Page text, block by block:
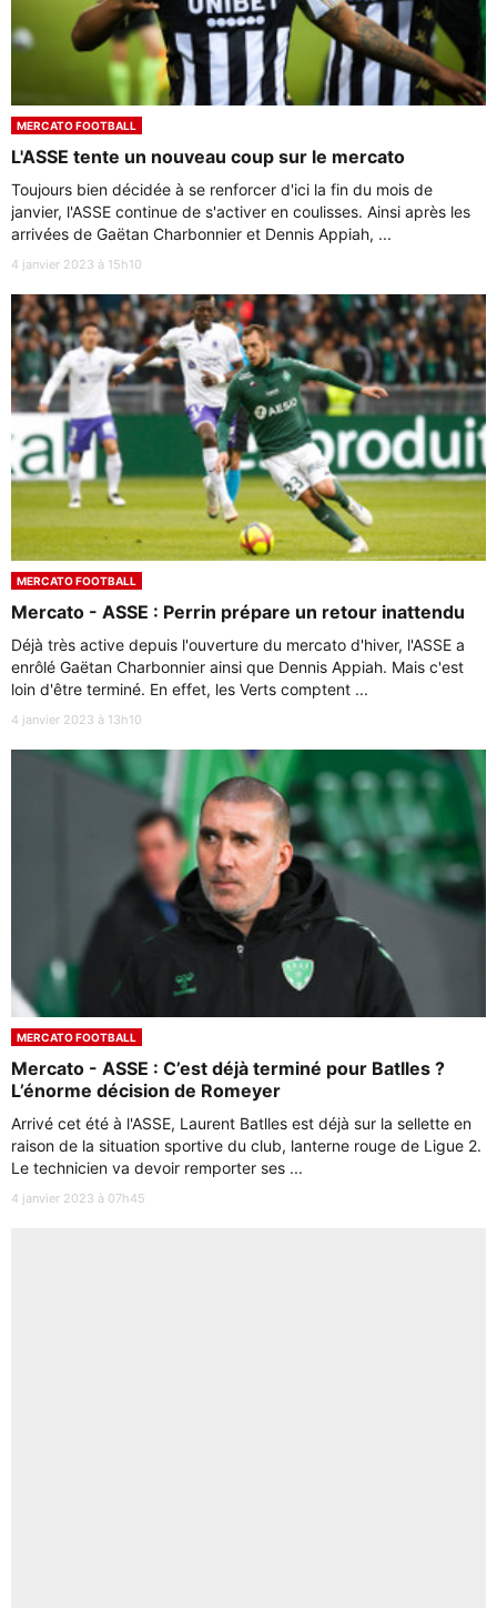
MERCATO FOOTBALL
L'ASSE tente un nouveau coup sur le mercato
Toujours bien décidée à se renforcer d'ici la fin du mois de
janvier, l'ASSE continue de s'activer en coulisses. Ainsi après les
arrivées de Gaëtan Charbonnier et Dennis Appiah, ...
4 janvier 2023 à 15h10
MERCATO FOOTBALL
Mercato - ASSE : Perrin prépare un retour inattendu
Déjà très active depuis l'ouverture du mercato d'hiver, l'ASSE a
enrôlé Gaëtan Charbonnier ainsi que Dennis Appiah. Mais c'est
loin d'être terminé. En effet, les Verts comptent ...
4 janvier 2023 à 13h10
MERCATO FOOTBALL
Mercato - ASSE : C’est déjà terminé pour Batlles ?
L’énorme décision de Romeyer
Arrivé cet été à l'ASSE, Laurent Batlles est déjà sur la sellette en
raison de la situation sportive du club, lanterne rouge de Ligue 2.
Le technicien va devoir remporter ses ...
4 janvier 2023 à 07h45